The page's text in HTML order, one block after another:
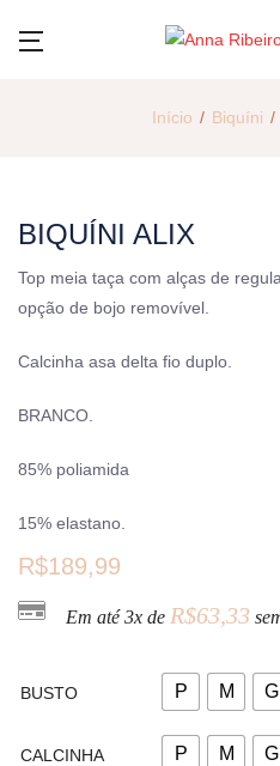
Início Biquíni
BIQUÍNI ALIX
Top meia taça com alças de
opção de bojo removível.
Calcinha asa delta fio duplo.
BRANCO.
85% poliamida
15% elastano.
R$189,99
Em até 3x de R$63,33
BUSTO P M G
CALCINHA P M G